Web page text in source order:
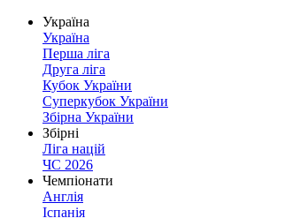
Україна
Україна
Перша ліга
Друга ліга
Кубок України
Суперкубок України
Збірна України
Збірні
Ліга націй
ЧС 2026
Чемпіонати
Англія
Іспанія